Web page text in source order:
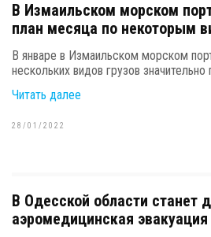
В Измаильском морском
план месяца по некоторым
В январе в Измаильском морском
нескольких видов грузов
Читать далее
28/01/2022
В Одесской области станет
аэромедицинская эвакуация